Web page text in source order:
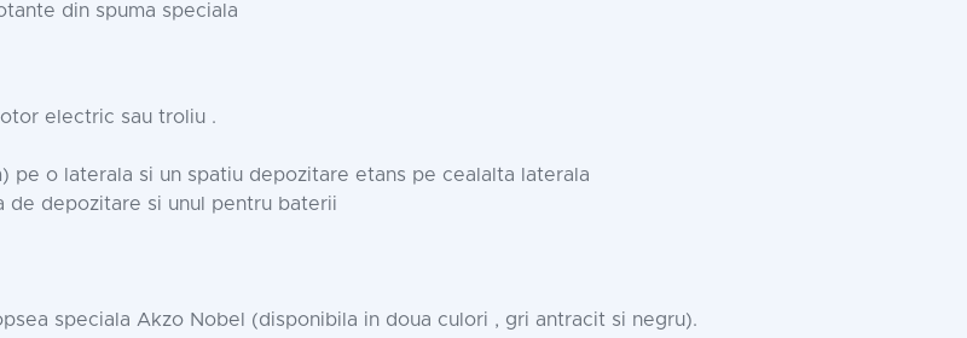
din spuma speciala
electric sau troliu .
o laterala si un spatiu depozitare etans pe cealalta laterala
depozitare si unul pentru baterii
speciala Akzo Nobel (disponibila in doua culori , gri antracit si negru).